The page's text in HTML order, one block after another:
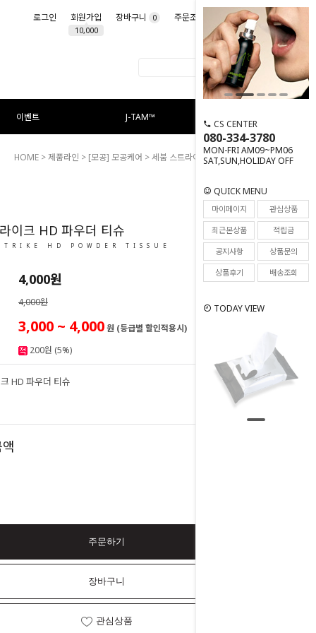
로그인 회원가입
10,000
장바구니 0 주문조회 마이페이지
이벤트 J-TAM™
CS CENTER
080-334-3780
MON-FRI AM09~PM06
SAT,SUN,HOLIDAY OFF
QUICK MENU
마이페이지
관심상품
최근본상품
적립금
공지사항
상품문의
상품후기
배송조회
TODAY VIEW
HOME >제품라인 > [모공] 모공케어 > 세붐 스트라이크 HD 파우더 티슈
84
이크 HD 파우더 티슈
HD POWDER TISSUE
4,000원
4,000원
3,000 ~ 4,000원 (등급별 할인적용시)
200원 (5%)
HD 파우더 티슈
4,000
주문하기
장바구니
관심상품